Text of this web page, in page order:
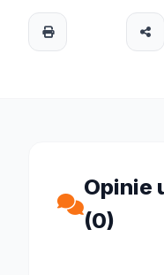
Opinie
(0)